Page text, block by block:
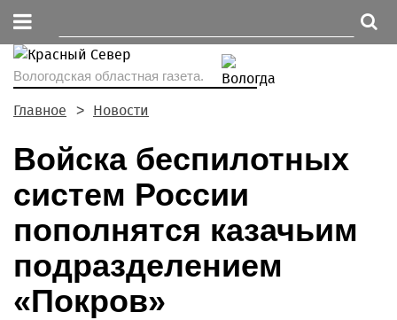
Вологодская областная газета.
Главное Новости
Войска беспилотных
систем России
пополнятся казачьим
подразделением
«Покров»